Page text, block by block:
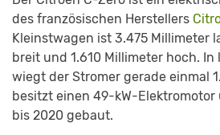
des französischen Herstellers
Kleinstwagen ist 3.475 Millimeter
breit und 1.610 Millimeter hoch. In
wiegt der Stromer gerade einmal
besitzt einen 49-kW-
bis 2020 gebaut.